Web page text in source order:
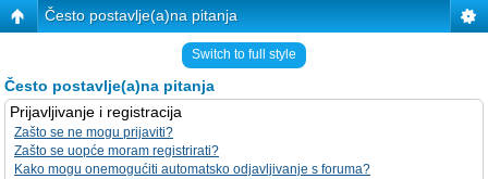
Često postavlje(a)na pitanja
Switch to full style
Često postavlje(a)na pitanja
Prijavljivanje i registracija
Zašto se ne mogu prijaviti?
Zašto se uopće moram registrirati?
Kako mogu onemogućiti automatsko odjavljivanje s foruma?